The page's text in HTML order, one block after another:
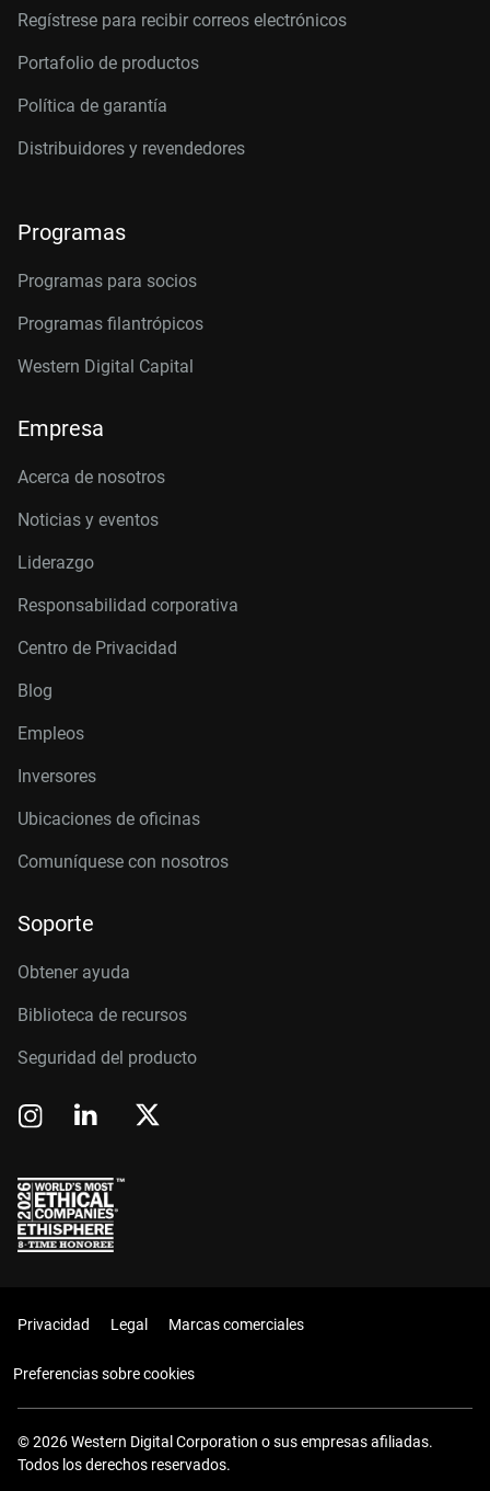
Regístrese para recibir correos electrónicos
Portafolio de productos
Política de garantía
Distribuidores y revendedores
Programas
Programas para socios
Programas filantrópicos
Western Digital Capital
Empresa
Acerca de nosotros
Noticias y eventos
Liderazgo
Responsabilidad corporativa
Centro de Privacidad
Blog
Empleos
Inversores
Ubicaciones de oficinas
Comuníquese con nosotros
Soporte
Obtener ayuda
Biblioteca de recursos
Seguridad del producto
Privacidad Legal Marcas comerciales
Preferencias sobre cookies
© 2026 Western Digital Corporation o sus empresas afiliadas.
Todos los derechos reservados.